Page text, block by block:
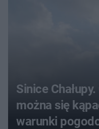
Sinice
można się
warunki